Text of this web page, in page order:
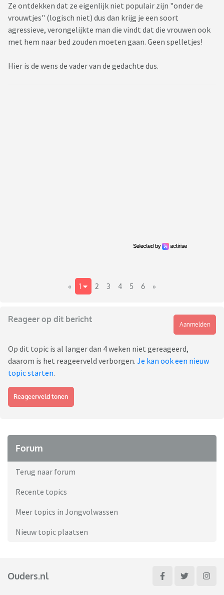
Ze ontdekken dat ze eigenlijk niet populair zijn "onder de
vrouwtjes" (logisch niet) dus dan krijg je een soort
agressieve, verongelijkte man die vindt dat die vrouwen ook
met hem naar bed zouden moeten gaan. Geen spelletjes!
Hier is de wens de vader van de gedachte dus.
« 1 2 3 4 5 6 »
Reageer op dit bericht
Aanmelden
Op dit topic is al langer dan 4 weken niet gereageerd,
daarom is het reageerveld verborgen. Je kan ook een nieuw
topic starten.
Reageerveld tonen
Forum
Terug naar forum
Recente topics
Meer topics in Jongvolwassen
Nieuw topic plaatsen
Ouders.nl